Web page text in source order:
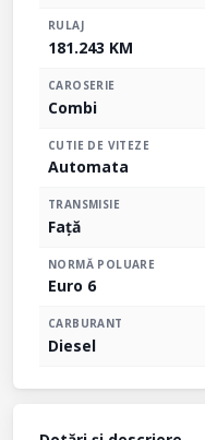
RULAJ
181.243 KM
CAROSERIE
Combi
CUTIE DE VITEZE
Automata
TRANSMISIE
Față
NORMĂ POLUARE
Euro 6
CARBURANT
Diesel